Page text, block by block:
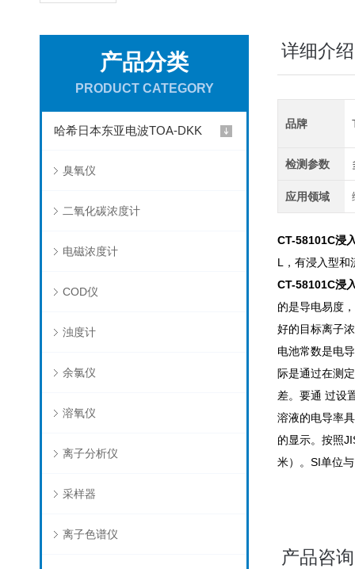
产品分类
PRODUCT CATEGORY
哈希日本东亚电波TOA-DKK
臭氧仪
二氧化碳浓度计
电磁浓度计
COD仪
浊度计
余氯仪
溶氧仪
离子分析仪
采样器
离子色谱仪
详细介绍
品牌
检测参数
应用领域
CT-58101C浸
L，有浸入型和
CT-58101C浸
的是导电易度
好的目标离子浓
电池常数是电
际是通过在测
差。要通 过设
溶液的电导率
的显示。按照
米）。SI单位
产品咨询